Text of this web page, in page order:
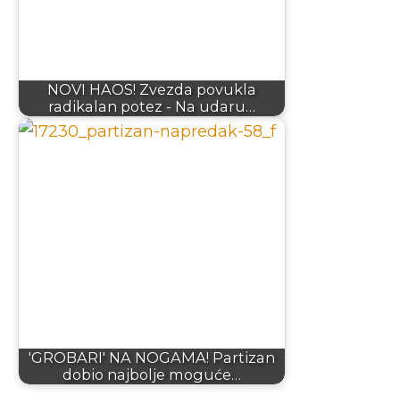
NOVI HAOS! Zvezda povukla
radikalan potez - Na udaru…
'GROBARI' NA NOGAMA! Partizan
dobio najbolje moguće…